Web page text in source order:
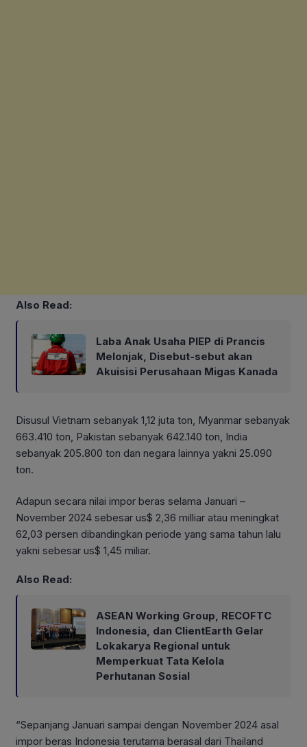
Also Read:
Laba Anak Usaha PIEP di Prancis
Melonjak, Disebut-sebut akan
Akuisisi Perusahaan Migas Kanada
Disusul Vietnam sebanyak 1,12 juta ton, Myanmar sebanyak
663.410 ton, Pakistan sebanyak 642.140 ton, India
sebanyak 205.800 ton dan negara lainnya yakni 25.090
ton.
Adapun secara nilai impor beras selama Januari –
November 2024 sebesar us$ 2,36 milliar atau meningkat
62,03 persen dibandingkan periode yang sama tahun lalu
yakni sebesar us$ 1,45 miliar.
Also Read:
ASEAN Working Group, RECOFTC
Indonesia, dan ClientEarth Gelar
Lokakarya Regional untuk
Memperkuat Tata Kelola
Perhutanan Sosial
“Sepanjang Januari sampai dengan November 2024 asal
impor beras Indonesia terutama berasal dari Thailand